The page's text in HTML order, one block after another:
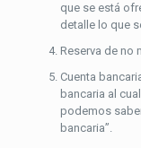
que se está
detalle lo que
Reserva de no
Cuenta
bancaria al
podemos
bancaria”.